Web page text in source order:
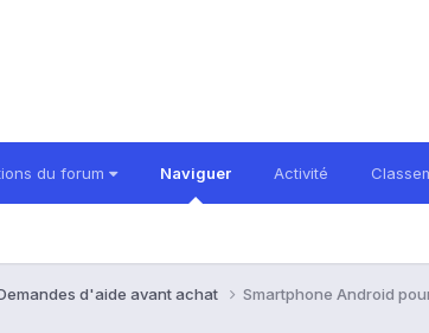
du forum Naviguer Activité
d'aide avant achat Smartphone Android